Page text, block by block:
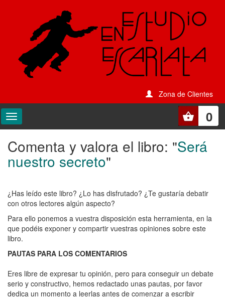
Zona de Clientes
0
Comenta
y
valora
el
libro:
Será
nuestro
secreto
Comenta y valora el libro: "Será
nuestro secreto"
¿Has leído este libro? ¿Lo has disfrutado? ¿Te gustaría debatir
con otros lectores algún aspecto?
Para ello ponemos a vuestra disposición esta herramienta, en la
que podéis exponer y compartir vuestras opiniones sobre este
libro.
PAUTAS PARA LOS COMENTARIOS
Eres libre de expresar tu opinión, pero para conseguir un debate
serio y constructivo, hemos redactado unas pautas, por favor
dedica un momento a leerlas antes de comenzar a escribir